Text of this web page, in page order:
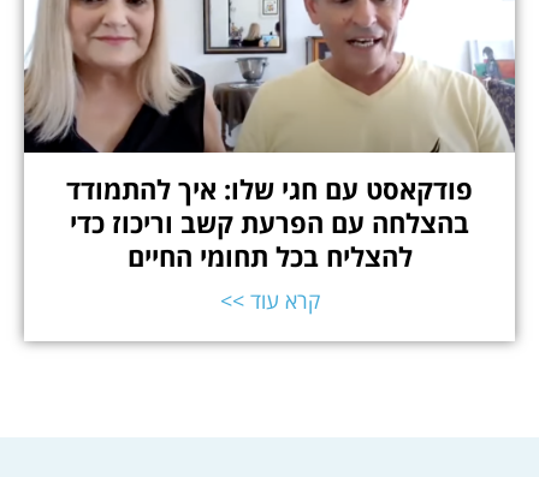
פודקאסט עם חגי שלו: איך להתמודד
בהצלחה עם הפרעת קשב וריכוז כדי
להצליח בכל תחומי החיים
קרא עוד >>